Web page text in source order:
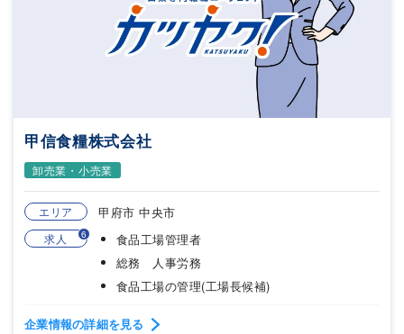
甲信食糧株式会社
卸売業・小売業
エリア 甲府市 中央市
求人 6
食品工場管理者
総務 人事労務
食品工場の管理(工場長候補)
企業情報の詳細を見る